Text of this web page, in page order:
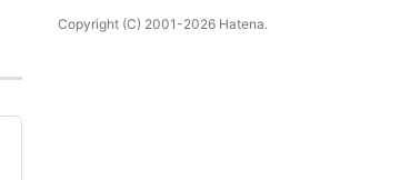
Copyright (C) 2001-2026 Hatena.